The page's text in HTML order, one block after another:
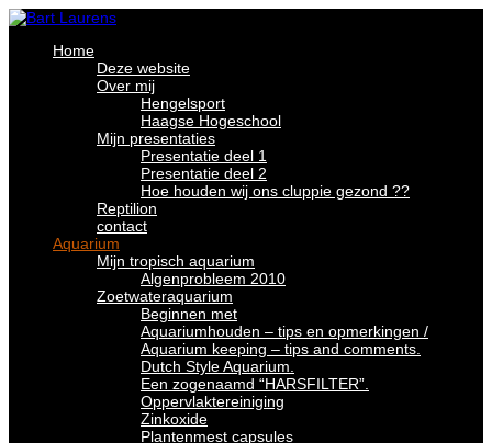
Home
Deze website
Over mij
Hengelsport
Haagse Hogeschool
Mijn presentaties
Presentatie deel 1
Presentatie deel 2
Hoe houden wij ons cluppie gezond ??
Reptilion
contact
Aquarium
Mijn tropisch aquarium
Algenprobleem 2010
Zoetwateraquarium
Beginnen met
Aquariumhouden – tips en opmerkingen /
Aquarium keeping – tips and comments.
Dutch Style Aquarium.
Een zogenaamd “HARSFILTER”.
Oppervlaktereiniging
Zinkoxide
Plantenmest capsules